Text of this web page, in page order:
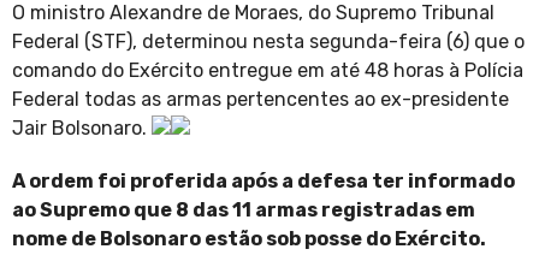
O ministro Alexandre de Moraes, do Supremo Tribunal
Federal (STF), determinou nesta segunda-feira (6) que o
comando do Exército entregue em até 48 horas à Polícia
Federal todas as armas pertencentes ao ex-presidente
Jair Bolsonaro.
A ordem foi proferida após a defesa ter informado
ao Supremo que 8 das 11 armas registradas em
nome de Bolsonaro estão sob posse do Exército.